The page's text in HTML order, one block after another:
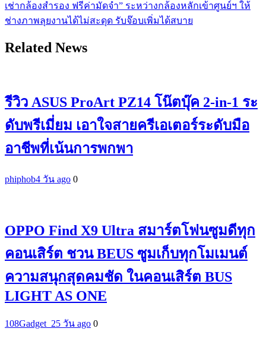
เช่ากล้องสำรอง ฟรีค่ามัดจำ” ระหว่างกล้องหลักเข้าศูนย์ฯ ให้
ช่างภาพลุยงานได้ไม่สะดุด รับจ๊อบเพิ่มได้สบาย
Related News
รีวิว ASUS ProArt PZ14 โน๊ตบุ๊ค 2-in-1 ระ
ดับพรีเมี่ยม เอาใจสายครีเอเตอร์ระดับมือ
อาชีพที่เน้นการพกพา
phiphob4 วัน ago 0
OPPO Find X9 Ultra สมาร์ตโฟนซูมดีทุก
คอนเสิร์ต ชวน BEUS ซูมเก็บทุกโมเมนต์
ความสนุกสุดคมชัด ในคอนเสิร์ต BUS
LIGHT AS ONE
108Gadget_25 วัน ago 0